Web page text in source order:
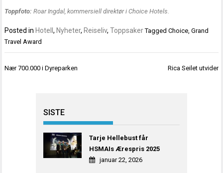
Toppfoto: Roar Ingdal, kommersiell direktør i Choice Hotels.
Posted in Hotell, Nyheter, Reiseliv,Toppsaker TaggedChoice,Grand
Travel Award
Innleggsnavigasjon
Nær 700.000 i Dyreparken Rica Seilet utvider
SISTE
Tarje Hellebust får
HSMAIs Ærespris 2025
januar 22, 2026